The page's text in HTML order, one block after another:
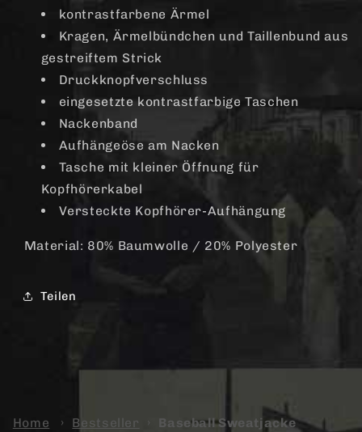
kontrastfarbene Ärmel
Kragen, Ärmelbündchen und Taillenbund aus
gestreiftem Strick
Druckknopfverschluss
eingesetzte kontrastfarbige Taschen
Nackenband
Aufhängeöse am Nacken
Tasche mit kleiner Öffnung für
Kopfhörerkabel
Versteckte Kopfhörer-Aufhängung
Material: 80% Baumwolle / 20% Polyester
Teilen
Home › Bestseller ›
Baseball Sweatjacke